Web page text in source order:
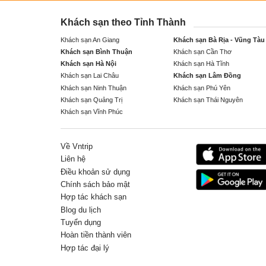
Khách sạn theo Tỉnh Thành
Khách sạn An Giang
Khách sạn Bà Rịa - Vũng Tàu
Khách sạn Bình Thuận
Khách sạn Cần Thơ
Khách sạn Hà Nội
Khách sạn Hà Tĩnh
Khách sạn Lai Châu
Khách sạn Lâm Đồng
Khách sạn Ninh Thuận
Khách sạn Phú Yên
Khách sạn Quảng Trị
Khách sạn Thái Nguyên
Khách sạn Vĩnh Phúc
Về Vntrip
Liên hệ
Điều khoản sử dụng
Chính sách bảo mật
Hợp tác khách sạn
Blog du lịch
Tuyển dụng
Hoàn tiền thành viên
Hợp tác đại lý